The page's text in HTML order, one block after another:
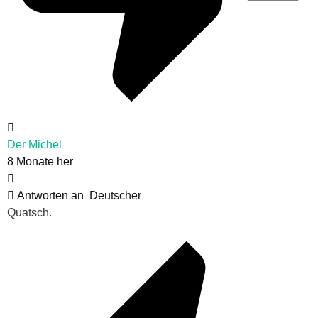
Der Michel
8 Monate her
Antworten an
Deutscher
Quatsch.